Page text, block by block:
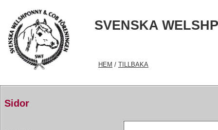
SVENSKA
HEM / TILLBAKA
Sidor